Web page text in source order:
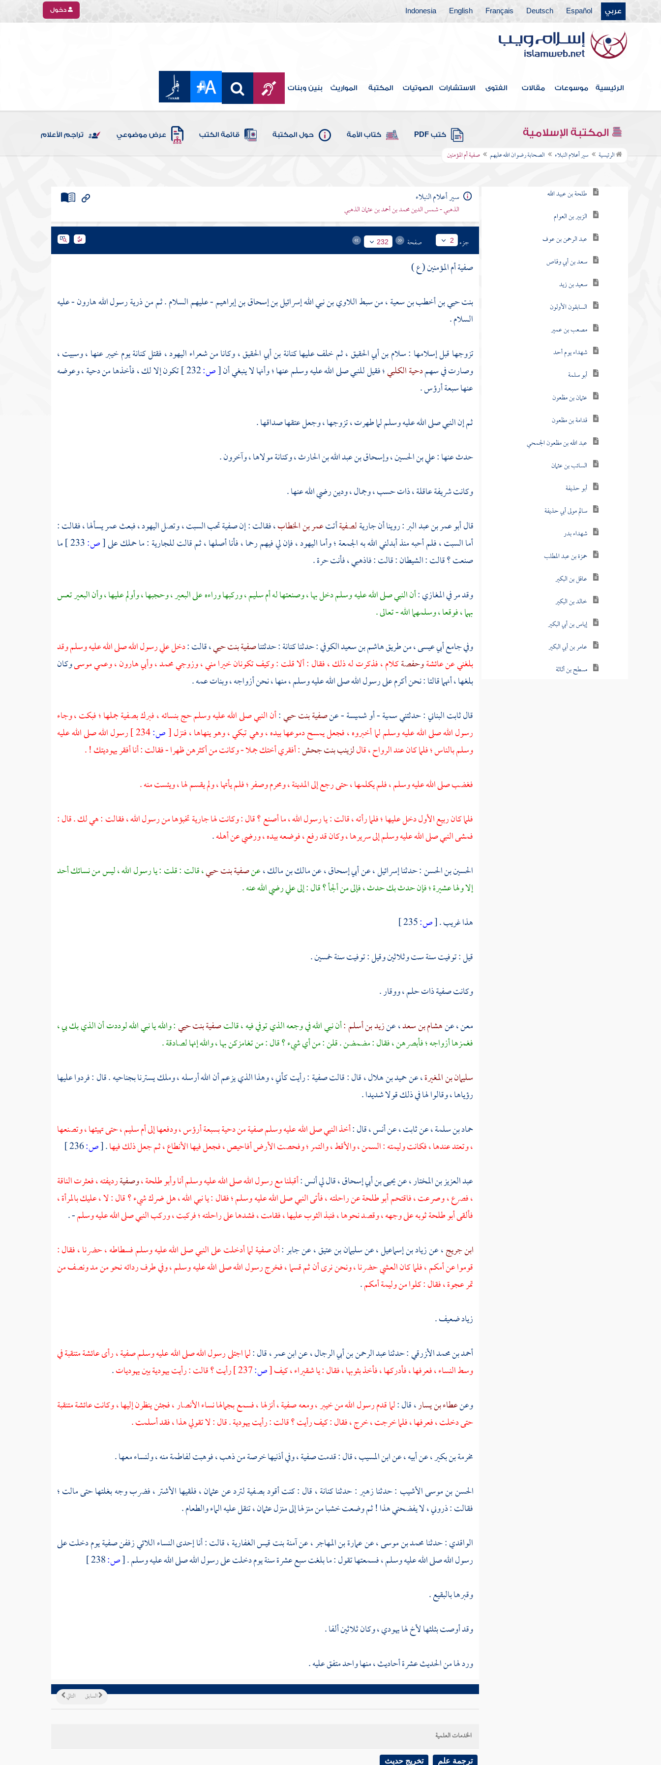
عربي Español
Deutsch
Français
English
Indonesia دخول
الرئيسية موسوعات مقالات الفتوى الاستشارات الصوتيات المكتبة المواريث بنين وبنات
المكتبة الإسلامية كتب PDF كتاب الأمة حول المكتبة قائمة الكتب عرض موضوعي تراجم الأعلام
الرئيسية سير أعلام النبلاء الصحابة رضوان الله عليهم صفية أم المؤمنين
فهرس الكتاب
الصحابة رضوان الله عليهم
طلحة بن عبيد الله
الزبير بن العوام
عبد الرحمن بن عوف
سعد بن أبي وقاص
سعيد بن زيد
السابقون الأولون
مصعب بن عمير
شهداء يوم أحد
أبو سلمة
عثمان بن مظعون
قدامة بن مظعون
عبد الله بن مظعون الجمحي
السائب بن عثمان
أبو حذيفة
سالم مولى أبي حذيفة
شهداء بدر
حمزة بن عبد المطلب
عاقل بن البكير
خالد بن البكير
إياس بن أبي البكير
عامر بن أبي البكير
مسطح بن أثاثة
سير أعلام النبلاء
الذهبي - شمس الدين محمد بن أحمد بن عثمان الذهبي
جزء 2 صفحة 232
صفية أم المؤمنين ( ع )
بنت حيي بن أخطب بن سعية ، من سبط اللاوي بن نبي الله إسرائيل بن إسحاق بن إبراهيم - عليهم السلام . ثم من ذرية رسول الله هارون - عليه
السلام .
تزوجها قبل إسلامها :سلام بن أبي الحقيق، ثم خلف عليهاكنانة بن أبي الحقيق، وكانا من شعراءاليهود، فقتلكنانةيومخيبرعنها ، وسبيت ،
وصارت في سهمدحية الكلبي؛ فقيل للنبي صلى الله عليه وسلم عنها ؛ وأنها لا ينبغي أن[ص: تكون إلا لك ، فأخذها مندحية، وعوضه
عنها سبعة أرؤس .
ثم إن النبي صلى الله عليه وسلم لما طهرت ، تزوجها ، وجعل عتقها صداقها .
حدث عنها :علي بن الحسين،وإسحاق بن عبد الله بن الحارث،وكنانةمولاها ، وآخرون .
وكانت شريفة عاقلة ، ذات حسب ، وجمال ، ودين رضي الله عنها .
قالأبو عمر بن عبد البر: روينا أن جاريةلصفيةأتتعمر بن الخطاب، فقالت : إنصفيةتحب السبت ، وتصلاليهود، فبعثعمريسألها ، فقالت :
أما السبت ، فلم أحبه منذ أبدلني الله به الجمعة ؛ وأمااليهود، فإن لي فيهم رحما ، فأنا أصلها ، ثم قالت للجارية : ما حملك على[ص:
ما
صنعت ؟ قالت : الشيطان : قالت : فاذهبي ، فأنت حرة .
وقد مر في المغازي :أن النبي صلى الله عليه وسلم دخل بها ، وصنعتها لهأم سليم، وركبها وراءه على البعير ، وحجبها ، وأولم عليها ، وأن البعير تعس
بهما ، ‌‌‌فوقعا ، وسلمهما الله - تعالى .
وفي جامعأبي عيسى، من طريقهاشم بن سعيد الكوفي: حدثناكنانة: حدثتناصفية بنت حيي، قالت :دخل علي رسول الله صلى الله عليه وسلم وقد
بلغني عنعائشةوحفصةكلام ، فذكرت له ذلك ، فقال : ألا قلت : وكيف تكونان خيرا مني ، وزوجيمحمد، وأبيهارون، وعميموسىوكان
بلغها ، أنهما قالتا : نحن أكرم على رسول الله صلى الله عليه وسلم ، منها ، نحن أزواجه ، وبنات عمه .
قالثابت البناني: حدثتنيسمية- أوشميسة- عنصفية بنت حيي:أن النبي صلى الله عليه وسلم حج بنسائه ، فبركبصفيةجملها ؛ فبكت ، وجاء
رسول الله صلى الله عليه وسلم لما أخبروه ، فجعل يمسح دموعها بيده ، وهي تبكي ، وهو ينهاها ، فنزل[ص:
رسول الله صلى الله عليه
وسلم بالناس ؛ فلما كان عند الرواح ، قاللزينب بنت جحش: أفقري أختك جملا - وكانت من أكثرهن ظهرا - فقالت : أنا أفقر يهوديتك ! .
فغضب صلى الله عليه وسلم ، فلم يكلمها ، حتى رجع إلىالمدينة، ومحرم وصفر ؛ فلم يأتها ، ولم يقسم لها ، ويئست منه .
فلما كان ربيع الأول دخل عليها ؛ فلما رأته ، قالت : يا رسول الله ، ما أصنع ؟ قال : وكانت لها جارية تخبؤها من رسول الله ، فقالت : هي لك . قال :
فمشى النبي صلى الله عليه وسلم إلى سريرها ، وكان قد رفع ، فوضعه بيده ، ورضي عن أهله.
الحسين بن الحسن: حدثناإسرائيل ،عنأبي إسحاق، عنمالك بن مالك،عنصفية بنت حيي، قالت : قلت : يا رسول الله ، ليس من نسائك أحد
إلا ولها عشيرة ؛ فإن حدث بك حدث ، فإلى من ألجأ ؟ قال : إلىعليرضي الله عنه .
هذا غريب .[ص:
قيل : توفيت سنة ست وثلاثين وقيل : توفيت سنة خمسين .
وكانتصفيةذات حلم ، ووقار .
معن، عنهشام بن سعد، عنزيد بن أسلم :أن نبي الله في وجعه الذي توفي فيه ، قالتصفية بنت حيي: والله يا نبي الله لوددت أن الذي بك بي ،
فغمزها أزواجه ؛ فأبصرهن ، فقال : مضمضن . قلن : من أي شيء ؟ قال : من تغامزكن بها ، والله إنها لصادقة .
سليمان بن المغيرة، عنحميد بن هلال، قال : قالتصفية: رأيت كأني ، وهذا الذي يزعم أن الله أرسله ، وملك يسترنا بجناحيه . قال : فردوا عليها
رؤياها ، وقالوا لها في ذلك قولا شديدا .
حماد بن سلمة، عنثابت، عنأنس، قال :أخذ النبي صلى الله عليه وسلمصفيةمندحيةبسبعة أرؤس ، ودفعها إلىأم سليم، حتى تهيئها ، وتصنعها
، وتعتد عندها ، فكانت وليمته : السمن ، والأقط ، والتمر ؛ وفحصت الأرض أفاحيص ، فجعل فيها الأنطاع ، ثم جعل ذلك فيها.
[ص:
عبد العزيز بن المختار، عنيحيى بن أبي إسحاق، قال ليأنس:أقبلنا مع رسول الله صلى الله عليه وسلم أناوأبو طلحة،وصفيةرديفته ، فعثرت الناقة
، فصرع ، وصرعت ، فاقتحمأبو طلحةعن راحلته ، فأتى النبي صلى الله عليه وسلم ؛ فقال : يا نبي الله ، هل ضرك شيء ؟ قال : لا ، عليك بالمرأة ،
فألقىأبو طلحةثوبه على وجهه ، وقصد نحوها ، فنبذ الثوب عليها ، فقامت ، فشدها على راحلته ؛ فركبت ، وركب النبي صلى الله عليه وسلم- .
ابن جريج، عنزياد بن إسماعيل، عنسليمان بن عتيق، عنجابر:أنصفيةلما أدخلت على النبي صلى الله عليه وسلم فسطاطه ، حضرنا ، فقال :
قوموا عن أمكم ، فلما كان العشي حضرنا ، ونحن نرى أن ثم قسما ، فخرج رسول الله صلى الله عليه وسلم ، وفي طرف ردائه نحو من مد ونصف من
تمر عجوة ، فقال : كلوا من وليمة أمكم.
زياد ضعيف .
أحمد بن محمد الأ‌‍زرقي: حدثناعبد الرحمن بن أبي الرجال، عنابن عمر، قال :لما اجتلى رسول الله صلى الله عليه وسلمصفية، رأىعائشةمتنقبة في
وسط النساء ، فعرفها ، فأدركها ، فأخذ بثوبها ، فقال : يا شقيراء ، كيف[ص: رأيت ؟ قالت : رأيت يهودية بين يهوديات.
وعنعطاء بن يسار، قال :لما قدم رسول الله منخيبر، ومعهصفية، أنزلها ، فسمع بجمالها نساءالأنصار، فجئن ينظرن إليها ، وكانتعائشةمتنقبة
حتى دخلت ، فعرفها ، فلما خرجت ، خرج ، فقال : كيف رأيت ؟ قالت : رأيت يهودية . قال : لا تقولي هذا ، فقد أسلمت .
مخرمة بن بكير، عن أبيه ، عنابن المسيب، قال : قدمتصفية، وفي أذنيها خرصة من ذهب ، فوهبتلفاطمةمنه ، ولنساء معها .
الحسن بن موسى الأشيب : حدثنازهير: حدثناكنانة، قال : كنت أقودبصفيةلترد عنعثمان، فلقيهاالأشتر، فضرب وجه بغلتها حتى مالت ؛
فقالت : ذروني ، لا يفضحني هذا ! ثم وضعت خشبا من منزلها إلى منزلعثمان، تنقل عليه الماء والطعام .
الواقدي: حدثنامحمد بن موسى، عنعمارة بن المهاجر، عنآمنة بنت قيس الغفارية، قالت : أنا إحدى النساء اللائي زففنصفيةيوم دخلت على
رسول الله صلى الله عليه وسلم ، فسمعتها تقول : ما بلغت سبع عشرة سنة يوم دخلت على رسول الله صلى الله عليه وسلم .[ص:
وقبرهابالبقيع .
وقد أوصت بثلثها لأخ لها يهودي ، وكان ثلاثين ألفا .
ورد لها من الحديث عشرة أحاديث ، منها واحد متفق عليه .
التالي السابق
الخدمات العلمية
ترجمة علم تخريج حديث